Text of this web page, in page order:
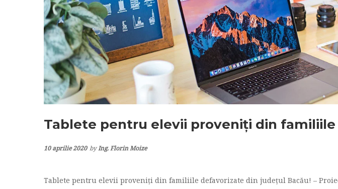
Tablete pentru elevii proveniți din
10 aprilie 2020 byIng. Florin Moize
Tablete pentru elevii proveniți din familiile defavorizate din județul Bacău! –